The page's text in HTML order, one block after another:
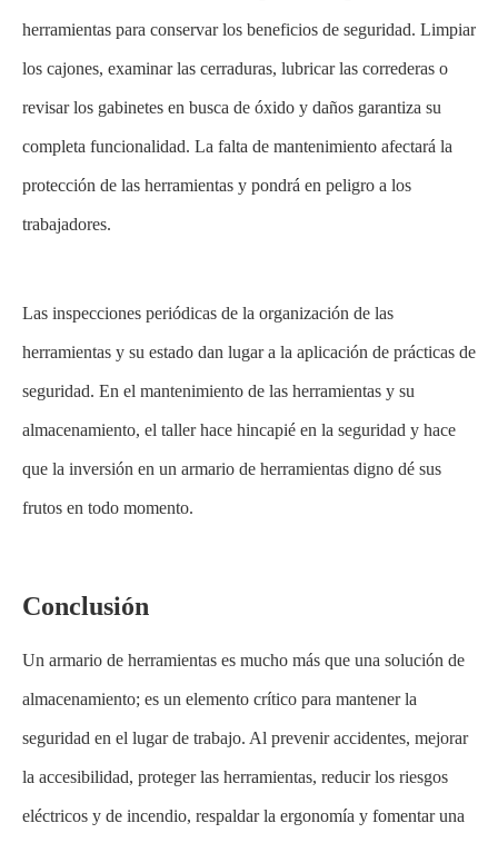
herramientas para conservar los beneficios de seguridad. Limpiar
los cajones, examinar las cerraduras, lubricar las correderas o
revisar los gabinetes en busca de óxido y daños garantiza su
completa funcionalidad. La falta de mantenimiento afectará la
protección de las herramientas y pondrá en peligro a los
trabajadores.
Las inspecciones periódicas de la organización de las
herramientas y su estado dan lugar a la aplicación de prácticas de
seguridad. En el mantenimiento de las herramientas y su
almacenamiento, el taller hace hincapié en la seguridad y hace
que la inversión en un armario de herramientas digno dé sus
frutos en todo momento.
Conclusión
Un armario de herramientas es mucho más que una solución de
almacenamiento; es un elemento crítico para mantener la
seguridad en el lugar de trabajo. Al prevenir accidentes, mejorar
la accesibilidad, proteger las herramientas, reducir los riesgos
eléctricos y de incendio, respaldar la ergonomía y fomentar una